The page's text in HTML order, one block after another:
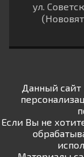
ул.
Данный сайт
Если Вы не